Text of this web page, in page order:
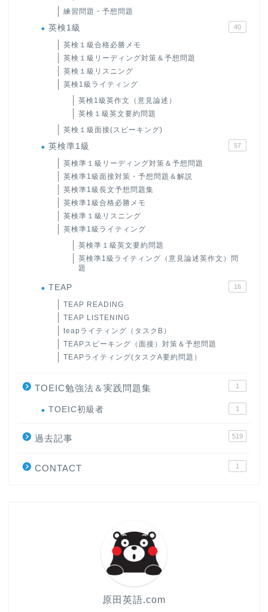
練習問題・予想問題
英検1級 40
英検１級合格必勝メモ
英検１級リーディング対策＆予想問題
英検１級リスニング
英検1級ライティング
英検1級英作文（意見論述）
英検１級英文要約問題
英検１級面接(スピーキング)
英検準1級 57
英検準１級リーディング対策＆予想問題
英検準1級面接対策・予想問題＆解説
英検準1級長文予想問題集
英検準1級合格必勝メモ
英検準１級リスニング
英検準1級ライティング
英検準１級英文要約問題
英検準1級ライティング（意見論述英作文）問
題
TEAP 16
TEAP READING
TEAP LISTENING
teapライティング（タスクB）
TEAPスピーキング（面接）対策＆予想問題
TEAPライティング(タスクA要約問題）
TOEIC勉強法＆実践問題集 1
TOEIC初級者 1
過去記事 519
CONTACT 1
原田英語.com
大学入試英語対策講座
英語名言・格言・カッコい
い英語＆素敵な英文フレー